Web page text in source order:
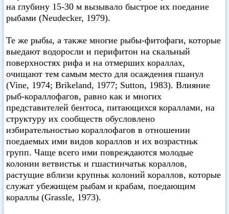
на глубину 15-30 м вызывало быстрое их поедание
рыбами (Neudecker, 1979).
Те же рыбы, а также многие рыбы-фитофаги, которые
выедают водоросли и перифитон на скальный
поверхностях рифа и на отмерших кораллах,
очищают тем самым место для осаждения гшанул
(Vine, 1974; Brikeland, 1977; Sutton, 1983). Влияние
рыб-кораллофагов, равно как и многих
представителей бентоса, питающихся кораллами, на
структуру их сообществ обусловлено
избирательностью кораллофагов в отношении
поедаемых ими видов кораллов и их возрастньк
групп. Чаще всего ими повреждаются молодые
колонии ветвистьк и гшастинчатьк кораллов,
растущие вблизи крупньк колоний кораллов, которые
служат убежищем рыбам и крабам, поедающим
кораллы (Grassle, 1973).